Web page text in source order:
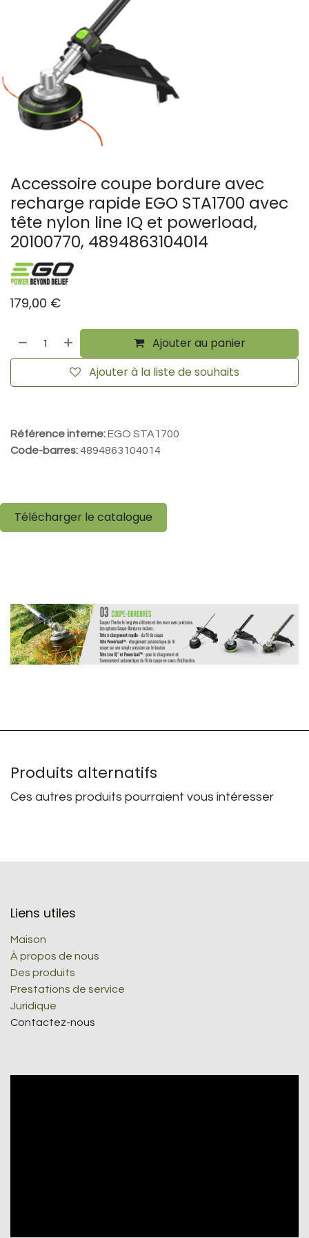
Accessoire coupe bordure avec
recharge rapide EGO STA1700 avec
tête nylon line IQ et powerload,
20100770, 4894863104014
179,00 €
Ajouter au panier
Ajouter à la liste de souhaits
Référence interne:EGO STA1700
Code-barres:4894863104014
Télécharger le catalogue
Produits alternatifs
Ces autres produits pourraient vous intéresser
Liens utiles
Maison
À propos de nous
Des produits
Prestations de service
Juridique
Contactez-nous